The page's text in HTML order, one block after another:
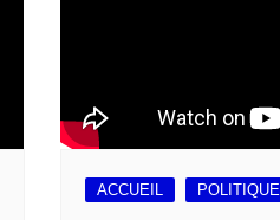
ACCUEIL POLITIQUE